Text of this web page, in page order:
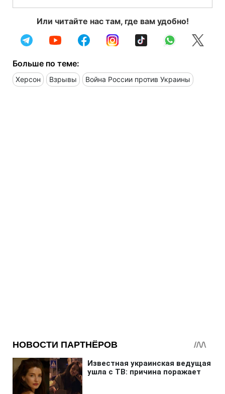
Или читайте нас там, где вам удобно!
Больше по теме:
Херсон Взрывы Война России против Украины